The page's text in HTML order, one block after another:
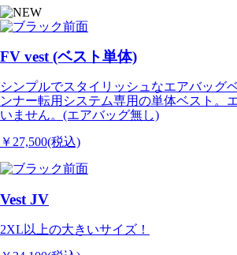
FV vest (ベスト単体)
シンプルでスタイリッシュなエアバッグ
ンナー転用システム専用の単体ベスト。
いません。(エアバッグ無し)
￥27,500(税込)
Vest JV
2XL以上の大きいサイズ！